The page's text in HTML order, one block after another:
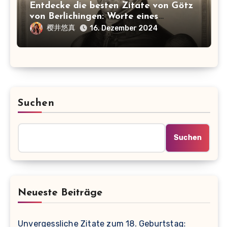
Entdecke die besten Zitate von Götz
von Berlichingen: Worte eines
rebellischen Ritters
樱井悠真 16. Dezember 2024
Suchen
Suchen
Neueste Beiträge
Unvergessliche Zitate zum 18. Geburtstag: